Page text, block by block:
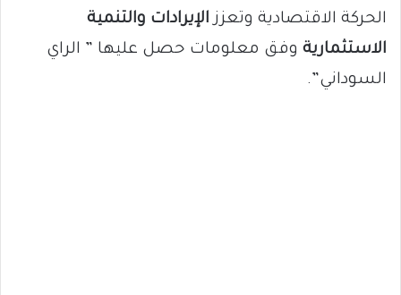
الحركة الاقتصادية وتعزز الإيرادات والتنمية
الاستثمارية وفق معلومات حصل عليها ” الراي
السوداني”.